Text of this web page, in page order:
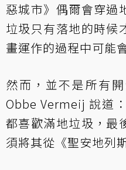
惡城市》偶爾會穿過
垃圾只有落地的時候
畫運作的過程中可能
然而，並不是所有
Obbe Vermeij 說道
都喜歡滿地垃圾，最
須將其從《聖安地列